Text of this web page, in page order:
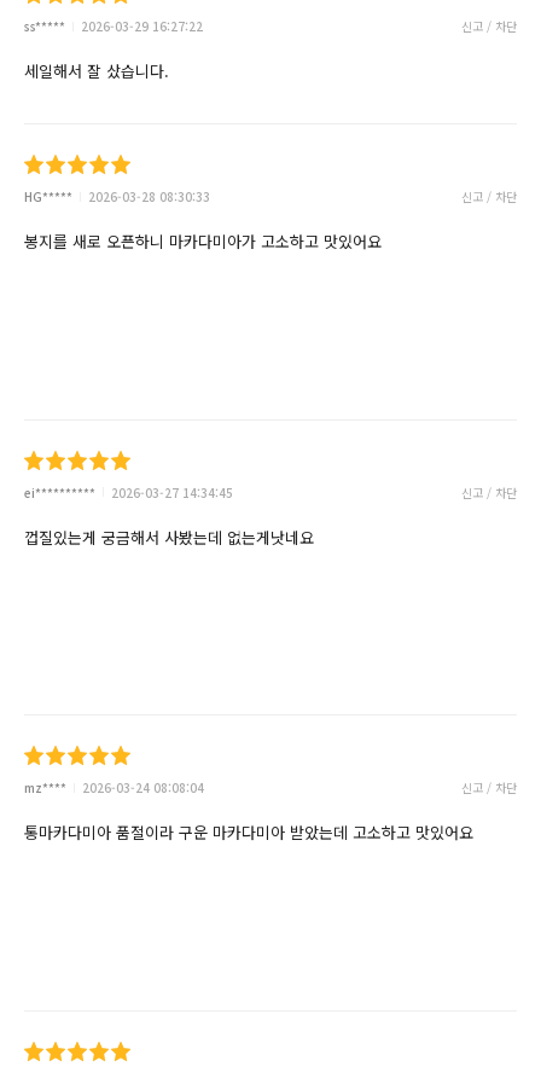
ss***** 2026-03-29 16:27:22 신고 / 차단
세일해서 잘 샀습니다.
HG***** 2026-03-28 08:30:33 신고 / 차단
봉지를 새로 오픈하니 마카다미아가 고소하고 맛있어요
ei********** 2026-03-27 14:34:45 신고 / 차단
껍질있는게 궁금해서 사봤는데 없는게낫네요
mz**** 2026-03-24 08:08:04 신고 / 차단
통마카다미아 품절이라 구운 마카다미아 받았는데 고소하고 맛있어요